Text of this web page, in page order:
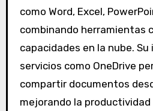
como Word, Excel,
combinando herramientas
capacidades en la nube.
servicios como OneDrive
compartir documentos
mejorando la productividad